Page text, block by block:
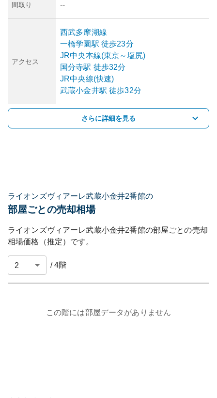
間取り --
アクセス
西武多摩湖線
一橋学園 駅 徒歩23分
JR中央本線(東京～塩尻)
国分寺駅 徒歩32分
JR中央線(快速)
武蔵小金井駅 徒歩32分
さらに詳細を見る
ライオンズヴィアーレ武蔵小金井2番館の
部屋ごとの売却相場
ライオンズヴィアーレ武蔵小金井2番館の部屋ごとの売却
相場価格（推定）です。
/4階
この階には部屋データがありません